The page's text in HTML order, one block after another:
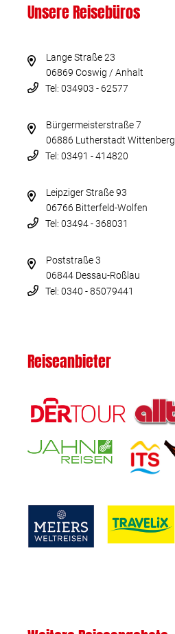
Unsere Reisebüros
Lange Straße 23
06869 Coswig / Anhalt
Tel: 034903 - 62577
Bürgermeisterstraße 7
06886 Lutherstadt Wittenberg
Tel: 03491 - 414820
Leipziger Straße 93
06766 Bitterfeld-Wolfen
Tel: 03494 - 368031
Poststraße 3
06844 Dessau-Roßlau
Tel: 0340 - 85079441
Reiseanbieter